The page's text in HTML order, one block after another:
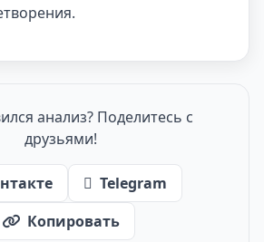
анализ? Поделитесь с
друзьями!
Telegram
Копировать